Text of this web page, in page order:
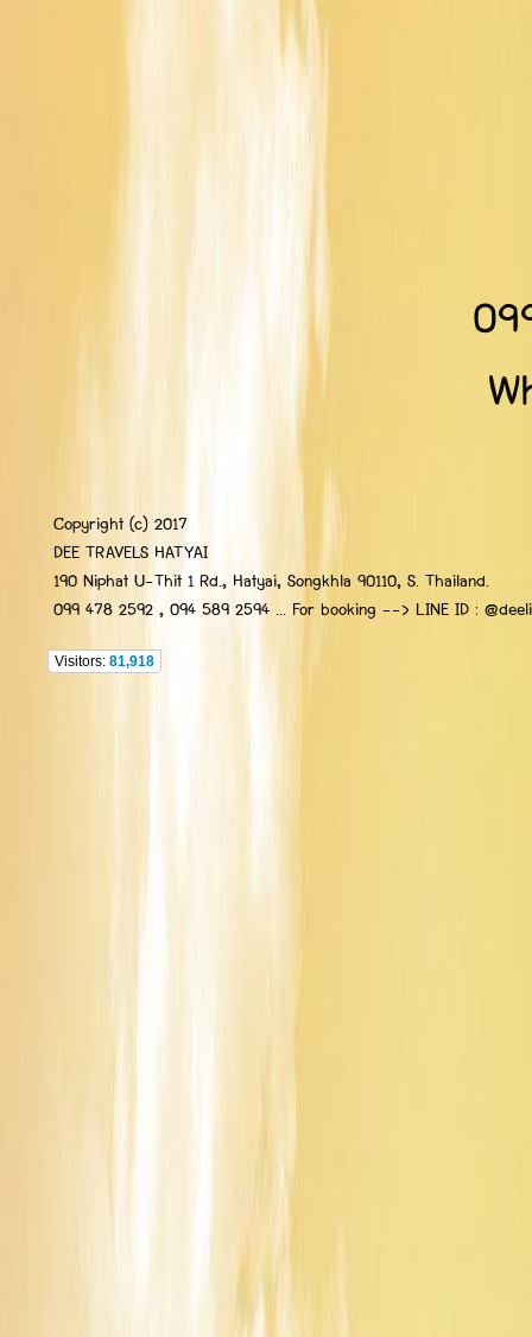
Copyright (c) 2017
DEE TRAVELS HATYAI
190 Niphat U-Thit 1 Rd., Hatyai, Songkhla 90110, S. Thailand.
099 478 2592 , 094 589 2594 ... For booking --> LINE ID :
Visitors: 81,918